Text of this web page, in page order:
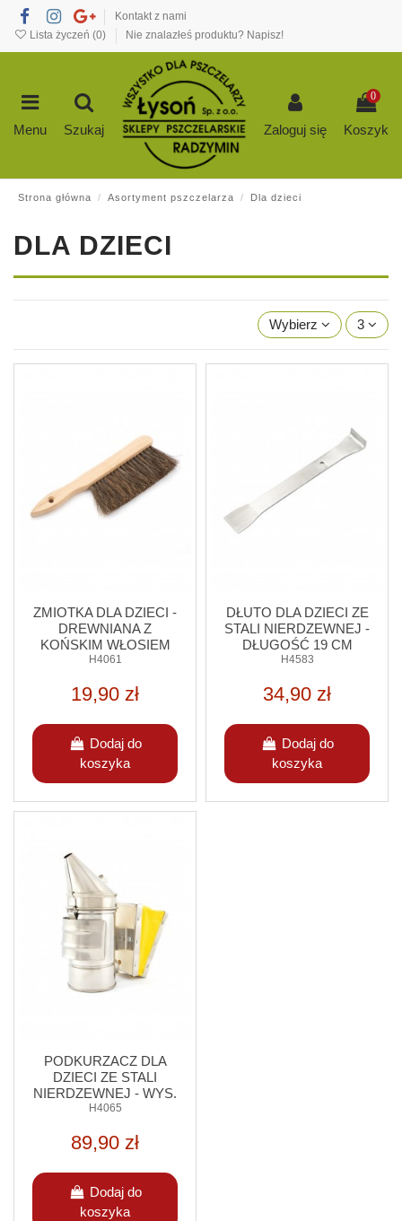
Kontakt z nami
Lista życzeń (0) Nie znalazłeś produktu? Napisz!
Menu Szukaj Zaloguj się
0
Koszyk
Strona główna Asortyment pszczelarza Dla dzieci
DLA DZIECI
Wybierz 3
ZMIOTKA DLA DZIECI -
DREWNIANA Z
KOŃSKIM WŁOSIEM
H4061
19,90 zł
Dodaj do
koszyka
DŁUTO DLA DZIECI ZE
STALI NIERDZEWNEJ -
DŁUGOŚĆ 19 CM
H4583
34,90 zł
Dodaj do
koszyka
PODKURZACZ DLA
DZIECI ZE STALI
NIERDZEWNEJ - WYS.
17,5 CM
H4065
89,90 zł
Dodaj do
koszyka